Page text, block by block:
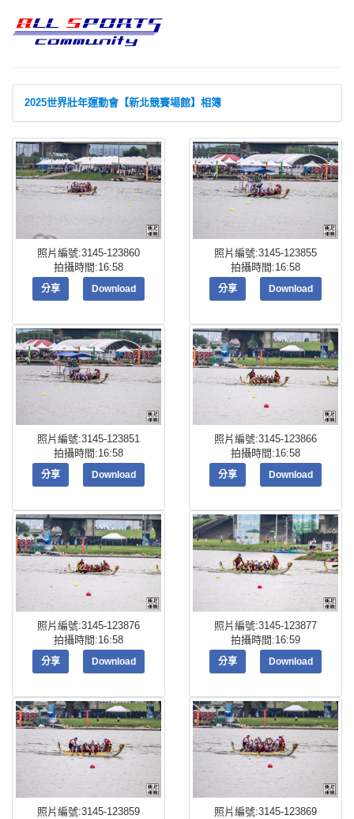
2025世界壯年運動會【新北競賽場館】相簿
照片編號:3145-123860
拍攝時間:16:58
分享 Download
照片編號:3145-123855
拍攝時間:16:58
分享 Download
照片編號:3145-123851
拍攝時間:16:58
分享 Download
照片編號:3145-123866
拍攝時間:16:58
分享 Download
照片編號:3145-123876
拍攝時間:16:58
分享 Download
照片編號:3145-123877
拍攝時間:16:59
分享 Download
照片編號:3145-123859
照片編號:3145-123869